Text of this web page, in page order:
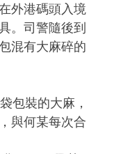
外港碼頭入境
。司警隨後到
混有大麻碎的
與何某每次合